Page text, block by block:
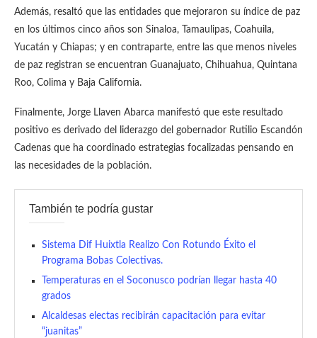
Además, resaltó que las entidades que mejoraron su índice de paz
en los últimos cinco años son Sinaloa, Tamaulipas, Coahuila,
Yucatán y Chiapas; y en contraparte, entre las que menos niveles
de paz registran se encuentran Guanajuato, Chihuahua, Quintana
Roo, Colima y Baja California.
Finalmente, Jorge Llaven Abarca manifestó que este resultado
positivo es derivado del liderazgo del gobernador Rutilio Escandón
Cadenas que ha coordinado estrategias focalizadas pensando en
las necesidades de la población.
También te podría gustar
Sistema Dif Huixtla Realizo Con Rotundo Éxito el
Programa Bobas Colectivas.
Temperaturas en el Soconusco podrían llegar hasta 40
grados
Alcaldesas electas recibirán capacitación para evitar
“juanitas”